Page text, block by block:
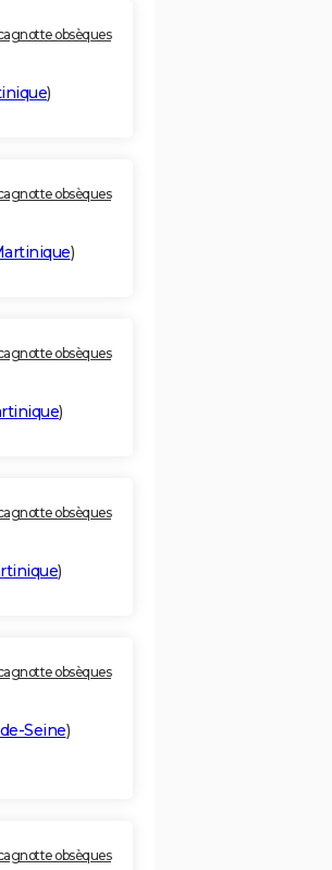
obsèques
)
obsèques
)
obsèques
)
obsèques
)
obsèques
Seine)
obsèques